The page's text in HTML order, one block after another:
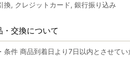
換, クレジットカード, 銀行振り込み
・交換について
条件 商品到着日より7日以内とさせてい